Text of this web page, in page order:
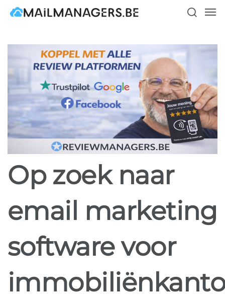
Skip
Op zoek naar
email marketing
software voor